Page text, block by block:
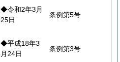
◆令和2年3月
25日
条例第5号
◆平成18年3
月24日
条例第3号